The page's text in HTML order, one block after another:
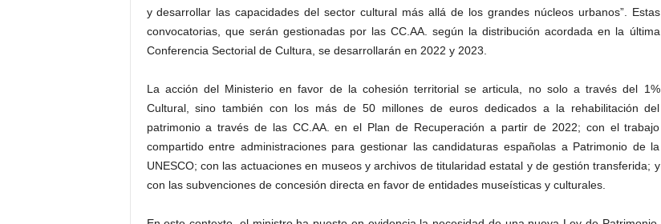
y desarrollar las capacidades del sector cultural más allá de los grandes núcleos urbanos”. Estas
convocatorias, que serán gestionadas por las CC.AA. según la distribución acordada en la última
Conferencia Sectorial de Cultura, se desarrollarán en 2022 y 2023.
La acción del Ministerio en favor de la cohesión territorial se articula, no solo a través del 1%
Cultural, sino también con los más de 50 millones de euros dedicados a la rehabilitación del
patrimonio a través de las CC.AA. en el Plan de Recuperación a partir de 2022; con el trabajo
compartido entre administraciones para gestionar las candidaturas españolas a Patrimonio de la
UNESCO; con las actuaciones en museos y archivos de titularidad estatal y de gestión transferida; y
con las subvenciones de concesión directa en favor de entidades museísticas y culturales.